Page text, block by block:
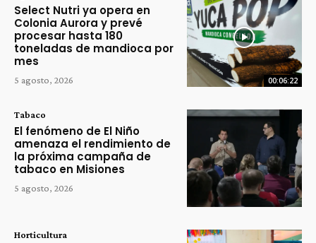
00:06:22
Select Nutri ya opera en
Colonia Aurora y prevé
procesar hasta 180
toneladas de mandioca por
mes
5 agosto, 2026
Tabaco
El fenómeno de El Niño
amenaza el rendimiento de
la próxima campaña de
tabaco en Misiones
5 agosto, 2026
Horticultura